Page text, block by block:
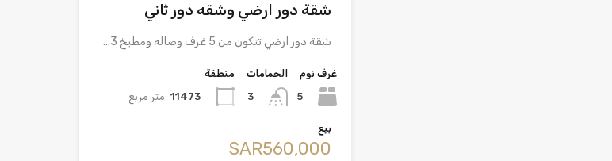
شقة دور ارضي وشقه دور ثاني
شقة دور ارضي تتكون من 5 غرف وصاله ومطبخ 3…
غرف نوم
5
الحمامات
3
منطقة
11473 متر مربع
بيع
‪SAR560,000